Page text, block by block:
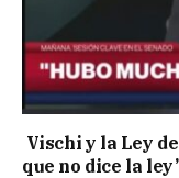
Vischi y la Ley
que no dice la